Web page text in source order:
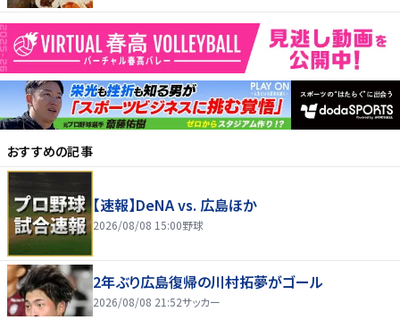
おすすめの記事
【速報】DeNA vs. 広島ほか
2026/08/08 15:00野球
2年ぶり広島復帰の川村拓夢がゴール
2026/08/08 21:52サッカー